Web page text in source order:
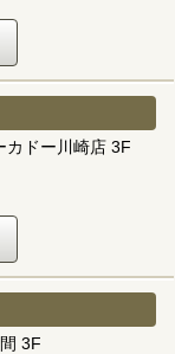
カドー川崎店 3F
3F